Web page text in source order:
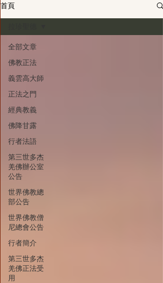
首頁
全部文章
佛教正法
義雲高大師
正法之門
經典教義
佛降甘露
行者法語
第三世多杰
羌佛辦公室
公告
世界佛教總
部公告
世界佛教僧
尼總會公告
行者簡介
第三世多杰
羌佛正法受
用